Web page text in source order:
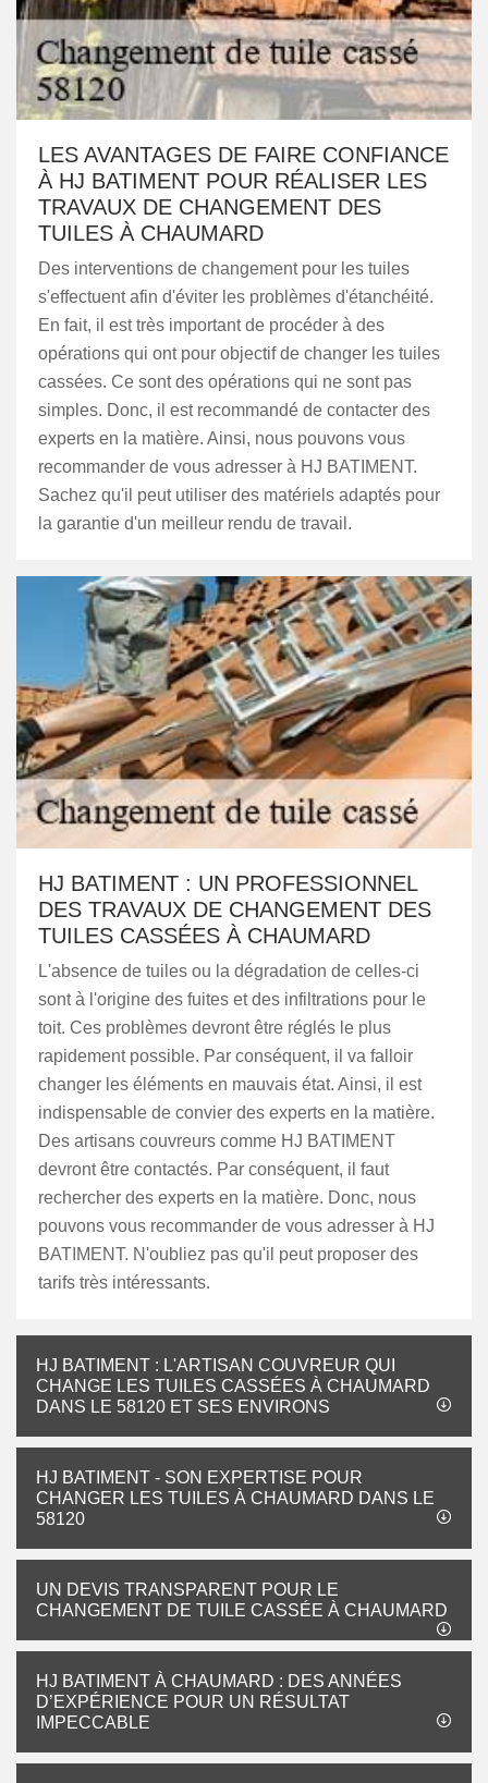
LES AVANTAGES DE FAIRE CONFIANCE
À HJ BATIMENT POUR RÉALISER LES
TRAVAUX DE CHANGEMENT DES
TUILES À CHAUMARD
Des interventions de changement pour les tuiles
s'effectuent afin d'éviter les problèmes d'étanchéité.
En fait, il est très important de procéder à des
opérations qui ont pour objectif de changer les tuiles
cassées. Ce sont des opérations qui ne sont pas
simples. Donc, il est recommandé de contacter des
experts en la matière. Ainsi, nous pouvons vous
recommander de vous adresser à HJ BATIMENT.
Sachez qu'il peut utiliser des matériels adaptés pour
la garantie d'un meilleur rendu de travail.
HJ BATIMENT : UN PROFESSIONNEL
DES TRAVAUX DE CHANGEMENT DES
TUILES CASSÉES À CHAUMARD
L'absence de tuiles ou la dégradation de celles-ci
sont à l'origine des fuites et des infiltrations pour le
toit. Ces problèmes devront être réglés le plus
rapidement possible. Par conséquent, il va falloir
changer les éléments en mauvais état. Ainsi, il est
indispensable de convier des experts en la matière.
Des artisans couvreurs comme HJ BATIMENT
devront être contactés. Par conséquent, il faut
rechercher des experts en la matière. Donc, nous
pouvons vous recommander de vous adresser à HJ
BATIMENT. N'oubliez pas qu'il peut proposer des
tarifs très intéressants.
HJ BATIMENT : L'ARTISAN COUVREUR QUI
CHANGE LES TUILES CASSÉES À CHAUMARD
DANS LE 58120 ET SES ENVIRONS
HJ BATIMENT - SON EXPERTISE POUR
CHANGER LES TUILES À CHAUMARD DANS LE
58120
UN DEVIS TRANSPARENT POUR LE
CHANGEMENT DE TUILE CASSÉE À CHAUMARD
HJ BATIMENT À CHAUMARD : DES ANNÉES
D’EXPÉRIENCE POUR UN RÉSULTAT
IMPECCABLE